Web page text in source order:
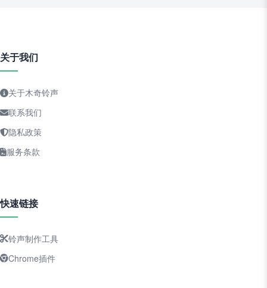
关于我们
关于木奇铃声
联系我们
隐私政策
服务条款
快速链接
铃声制作工具
Chrome插件